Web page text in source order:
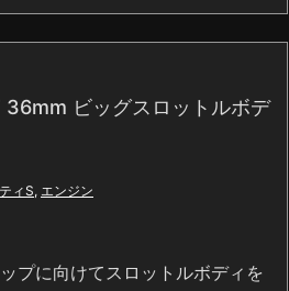
36mm ビッグスロットルボデ
ィS, エンジン
プに向けてスロットルボディを